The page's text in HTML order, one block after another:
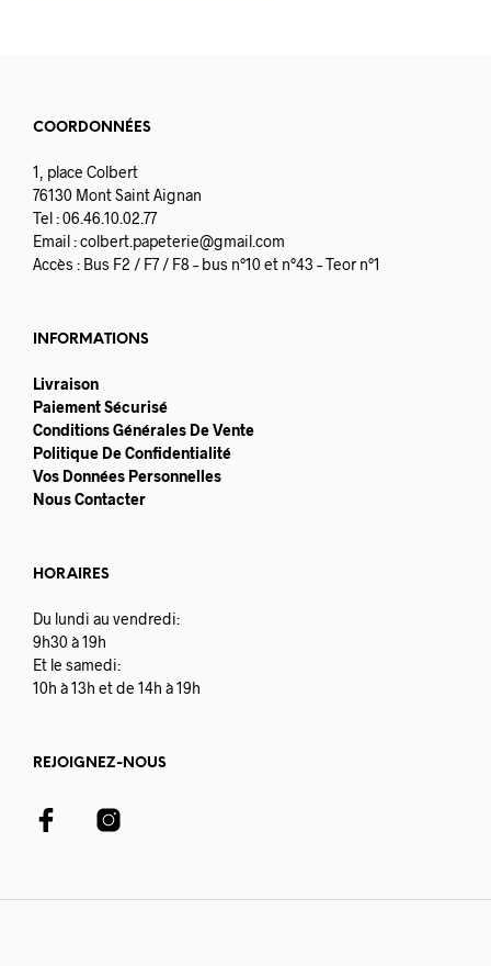
COORDONNÉES
1, place Colbert
76130 Mont Saint Aignan
Tel : 06.46.10.02.77
Email :colbert.papeterie@gmail.com
Accès : Bus F2 / F7 / F8 – bus n°10 et n°43 – Teor n°1
INFORMATIONS
Livraison
Paiement Sécurisé
Conditions Générales De Vente
Politique De Confidentialité
Vos Données Personnelles
Nous Contacter
HORAIRES
Du lundi au vendredi:
9h30 à 19h
Et le samedi:
10h à 13h et de 14h à 19h
REJOIGNEZ-NOUS